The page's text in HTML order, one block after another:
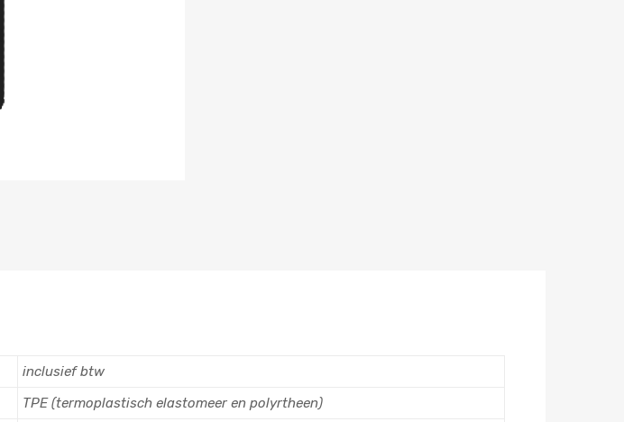
inclusief btw
TPE (termoplastisch elastomeer en polyrtheen)